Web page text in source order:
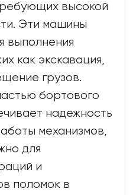
высокой
Эти машины
выполнения
как экскавация,
грузов.
бортового
надежность
механизмов,
для
и
поломок в